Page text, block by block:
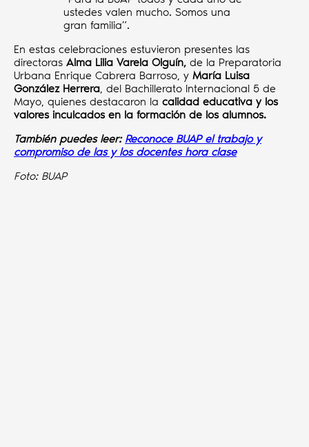
ustedes valen mucho. Somos una
gran familia”.
En estas celebraciones estuvieron presentes las
directoras Alma Lilia Varela Olguín, de la Preparatoria
Urbana Enrique Cabrera Barroso, y María Luisa
González Herrera, del Bachillerato Internacional 5 de
Mayo, quienes destacaron la calidad educativa y los
valores inculcados en la formación de los alumnos.
También puedes leer: Reconoce BUAP el trabajo y
compromiso de las y los docentes hora clase
Foto: BUAP